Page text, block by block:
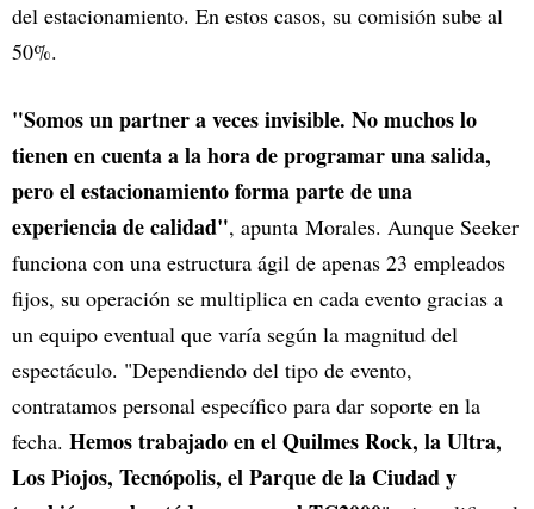
del estacionamiento. En estos casos, su comisión sube al
50%.
"Somos un partner a veces invisible. No muchos lo
tienen en cuenta a la hora de programar una salida,
pero el estacionamiento forma parte de una
experiencia de calidad", apunta Morales. Aunque Seeker
funciona con una estructura ágil de apenas 23 empleados
fijos, su operación se multiplica en cada evento gracias a
un equipo eventual que varía según la magnitud del
espectáculo. "Dependiendo del tipo de evento,
contratamos personal específico para dar soporte en la
fecha. Hemos trabajado en el Quilmes Rock, la Ultra,
Los Piojos, Tecnópolis, el Parque de la Ciudad y